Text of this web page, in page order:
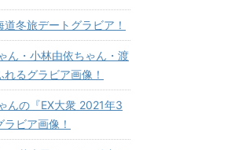
冬旅デートグラビア！
ん・小林由依ちゃん・渡
るグラビア画像！
んの『EX大衆 2021年3
ビア画像！